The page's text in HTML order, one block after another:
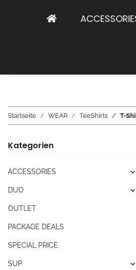
Startseite WEAR TeeShirts T-
Kategorien
ACCESSORIES
DUO
OUTLET
PACKAGE DEALS
SPECIAL PRICE
SUP